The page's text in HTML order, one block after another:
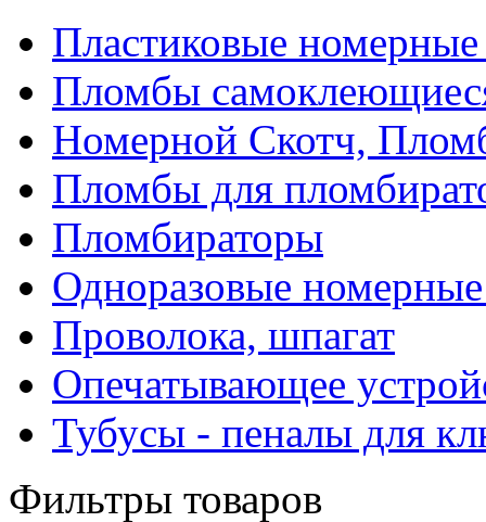
Пластиковые
Пломбы
Номерной Скотч,
Пломбы для
Пломбираторы
Одноразовые
Проволока, шпагат
Опечатывающее
Тубусы - пеналы для
Фильтры товаров